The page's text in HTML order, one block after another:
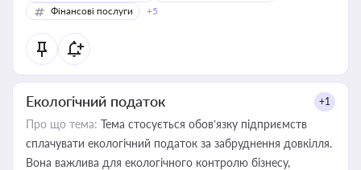
Фінансові послуги
+5
Екологічний податок +1
Про що тема: Тема стосується обов’язку підприємств
сплачувати екологічний податок за забруднення довкілля.
Вона важлива для екологічного контролю бізнесу,